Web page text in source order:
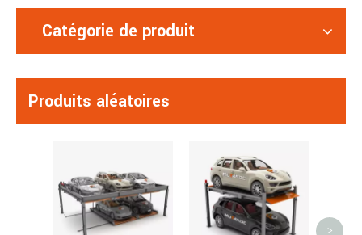
Catégorie de produit
Produits aléatoires
>